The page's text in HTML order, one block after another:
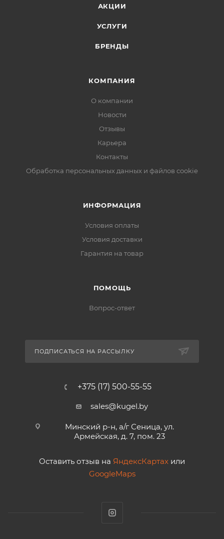
АКЦИИ
УСЛУГИ
БРЕНДЫ
КОМПАНИЯ
О компании
Новости
Отзывы
Карьера
Контакты
Обработка персональных данных и файлов cookie
ИНФОРМАЦИЯ
Условия оплаты
Условия доставки
Гарантия на товар
ПОМОЩЬ
Вопрос-ответ
ПОДПИСАТЬСЯ НА РАССЫЛКУ
+375 (17) 500-55-55
sales@kugel.by
Минский р-н, а/г Сеница, ул.
Армейская, д. 7, пом. 23
Оставить отзыв на ЯндексКартах или
GoogleMaps